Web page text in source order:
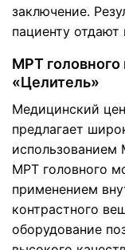
заключение.
пациенту отдают
МРТ головного
«Целитель»
Медицинский
предлагает
МРТ головного
применением
контрастного
оборудование